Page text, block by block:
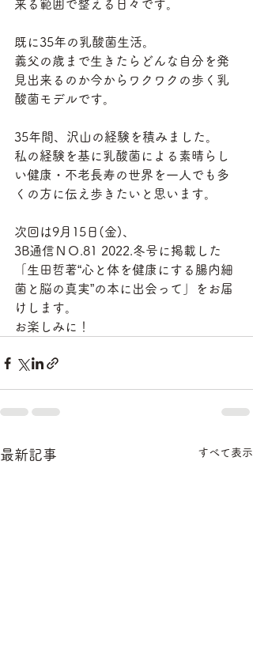
来る範囲で整える日々です。
既に35年の乳酸菌生活。
義父の歳まで生きたらどんな自分を発
見出来るのか今からワクワクの歩く乳
酸菌モデルです。
35年間、沢山の経験を積みました。
私の経験を基に乳酸菌による素晴らし
い健康・不老長寿の世界を一人でも多
くの方に伝え歩きたいと思います。
次回は9月15日(金)、
3B通信ＮＯ.81 2022.冬号に掲載した
「生田哲著“心と体を健康にする腸内細
菌と脳の真実”の本に出会って」をお届
けします。
お楽しみに！
最新記事 すべて表示